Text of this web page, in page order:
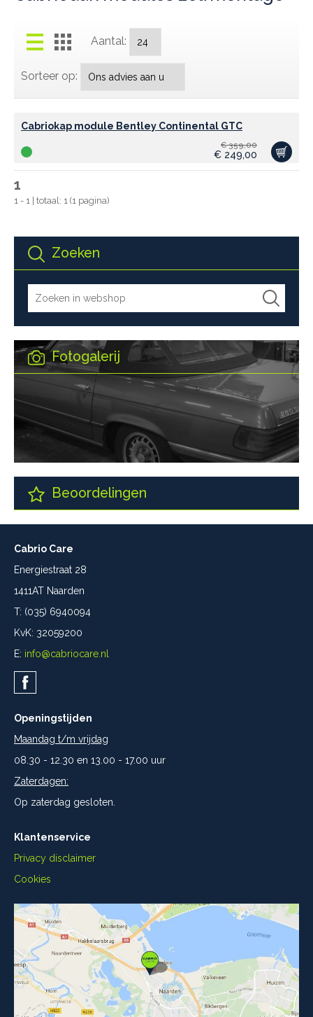
Zoeken
Fotogalerij
Beoordelingen
Aantal:
Sorteer op:
Cabriokap module Bentley Continental GTC
€359,00
€ 249,00
1
1 - 1 | totaal: 1 (1 pagina)
Cabrio Care
Energiestraat 28
1411AT Naarden
T: (035) 6940094
KvK: 32059200
E: info@cabriocare.nl
Openingstijden
Maandag t/m vrijdag
08.30 - 12.30 en 13.00 - 17.00 uur
Zaterdagen:
Op zaterdag gesloten.
Klantenservice
Privacy disclaimer
Cookies